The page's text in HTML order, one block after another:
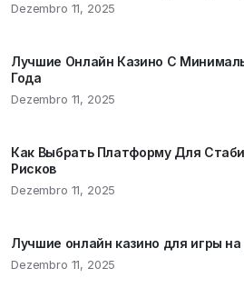
Dezembro 11, 2025
Лучшие Онлайн Казино С
Года
Dezembro 11, 2025
Как Выбрать Платформу Для
Рисков
Dezembro 11, 2025
Лучшие онлайн казино для игры на
Dezembro 11, 2025